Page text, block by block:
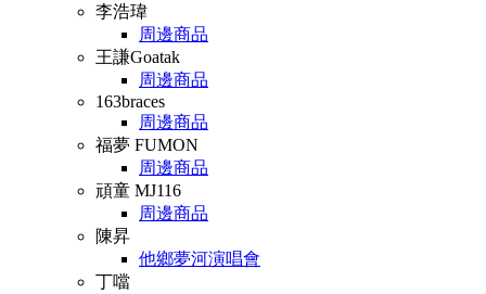
李浩瑋
周邊商品
王謙Goatak
周邊商品
163braces
周邊商品
福夢 FUMON
周邊商品
頑童 MJ116
周邊商品
陳昇
他鄉夢河演唱會
丁噹